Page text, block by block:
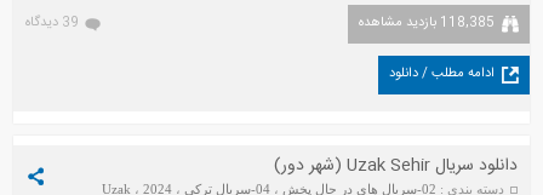
118,385 بازدید مشاهده 39 دیدگاه
ادامه مطلب / دانلود
دانلود سریال Uzak Sehir (شهر دور)
دسته بندی : 02-سریال های در حال پخش ،04-سریال ترکی ،2024 ،Uzak